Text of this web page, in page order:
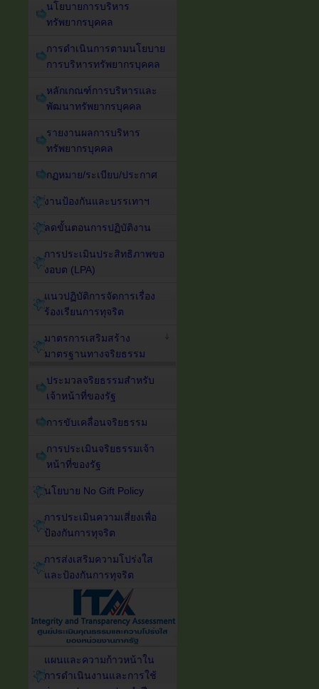
นโยบายการบริหาร
ทรัพยากรบุคคล
การดำเนินการตามนโยบาย
การบริหารทรัพยากรบุคคล
หลักเกณฑ์การบริหารและ
พัฒนาทรัพยากรบุคคล
รายงานผลการบริหาร
ทรัพยากรบุคคล
กฏหมาย/ระเบียบ/ประกาศ
งานป้องกันและบรรเทาฯ
ลดขั้นตอนการปฏิบัติงาน
การประเมินประสิทธิภาพขอ
งอบต (LPA)
แนวปฏิบัติการจัดการเรื่อง
ร้องเรียนการทุจริต
มาตรการเสริมสร้าง
มาตรฐานทางจริยธรรม
ประมวลจริยธรรมสำหรับ
เจ้าหน้าที่ของรัฐ
การขับเคลื่อนจริยธรรม
การประเมินจริยธรรมเจ้า
หน้าที่ของรัฐ
นโยบาย No Gift Policy
การประเมินความเสี่ยงเพื่อ
ป้องกันการทุจริต
การส่งเสริมความโปร่งใส
และป้องกันการทุจริต
แผนและความก้าวหน้าใน
การดำเนินงานและการใช้